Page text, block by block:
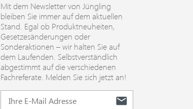
Mit dem Newsletter von Jüngling
bleiben Sie immer auf dem aktuellen
Stand. Egal ob Produktneuheiten,
Gesetzesänderungen oder
Sonderaktionen – wir halten Sie auf
dem Laufenden. Selbstverständlich
abgestimmt auf die verschiedenen
Fachreferate. Melden Sie sich jetzt an!